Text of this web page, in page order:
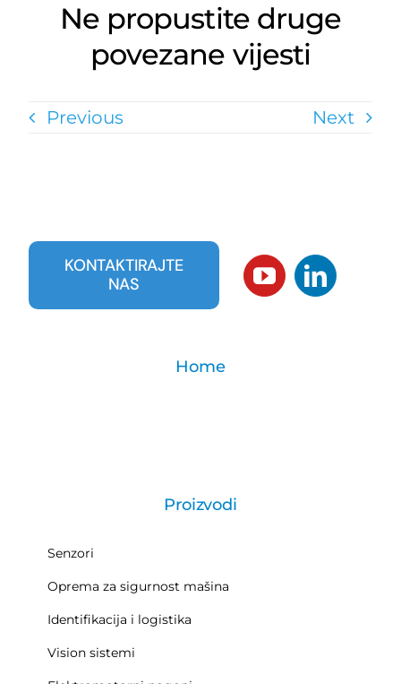
Ne propustite druge
povezane vijesti
Previous Next
KONTAKTIRAJTE
NAS
Home
Proizvodi
Senzori
Oprema za sigurnost mašina
Identifikacija i logistika
Vision sistemi